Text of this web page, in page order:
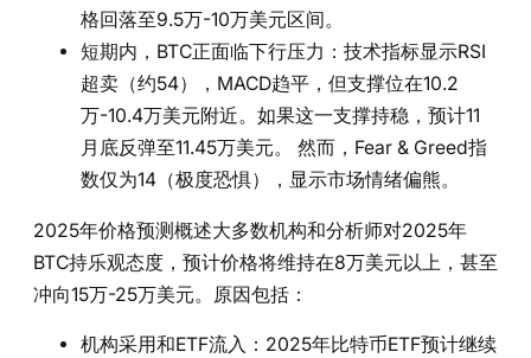
格回落至9.5万-10万美元区间。
短期内，BTC正面临下行压力：技术指标显示RSI
超卖（约54），MACD趋平，但支撑位在10.2
万-10.4万美元附近。如果这一支撑持稳，预计11
月底反弹至11.45万美元。 然而，Fear & Greed指
数仅为14（极度恐惧），显示市场情绪偏熊。
2025年价格预测概述大多数机构和分析师对2025年
BTC持乐观态度，预计价格将维持在8万美元以上，甚至
冲向15万-25万美元。原因包括：
机构采用和ETF流入：2025年比特币ETF预计继续